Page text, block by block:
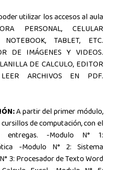
utilizar los accesos al aula
PERSONAL, CELULAR
NOTEBOOK, TABLET, ETC.
DE IMÁGENES Y VIDEOS.
DE CALCULO, EDITOR
ARCHIVOS EN PDF.
A partir del primer módulo,
de computación, con el
entregas. -Modulo N° 1:
-Modulo N° 2: Sistema
3: Procesador de Texto Word